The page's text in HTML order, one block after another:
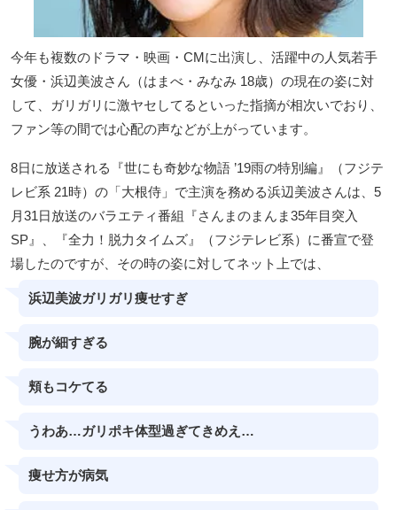
今年も複数のドラマ・映画・CMに出演し、活躍中の人気若手
女優・浜辺美波さん（はまべ・みなみ 18歳）の現在の姿に対
して、ガリガリに激ヤセしてるといった指摘が相次いでおり、
ファン等の間では心配の声などが上がっています。
8日に放送される『世にも奇妙な物語 ’19雨の特別編』（フジテ
レビ系 21時）の「大根侍」で主演を務める浜辺美波さんは、5
月31日放送のバラエティ番組『さんまのまんま35年目突入
SP』、『全力！脱力タイムズ』（フジテレビ系）に番宣で登
場したのですが、その時の姿に対してネット上では、
浜辺美波ガリガリ痩せすぎ
腕が細すぎる
頬もコケてる
うわあ…ガリポキ体型過ぎてきめえ…
痩せ方が病気